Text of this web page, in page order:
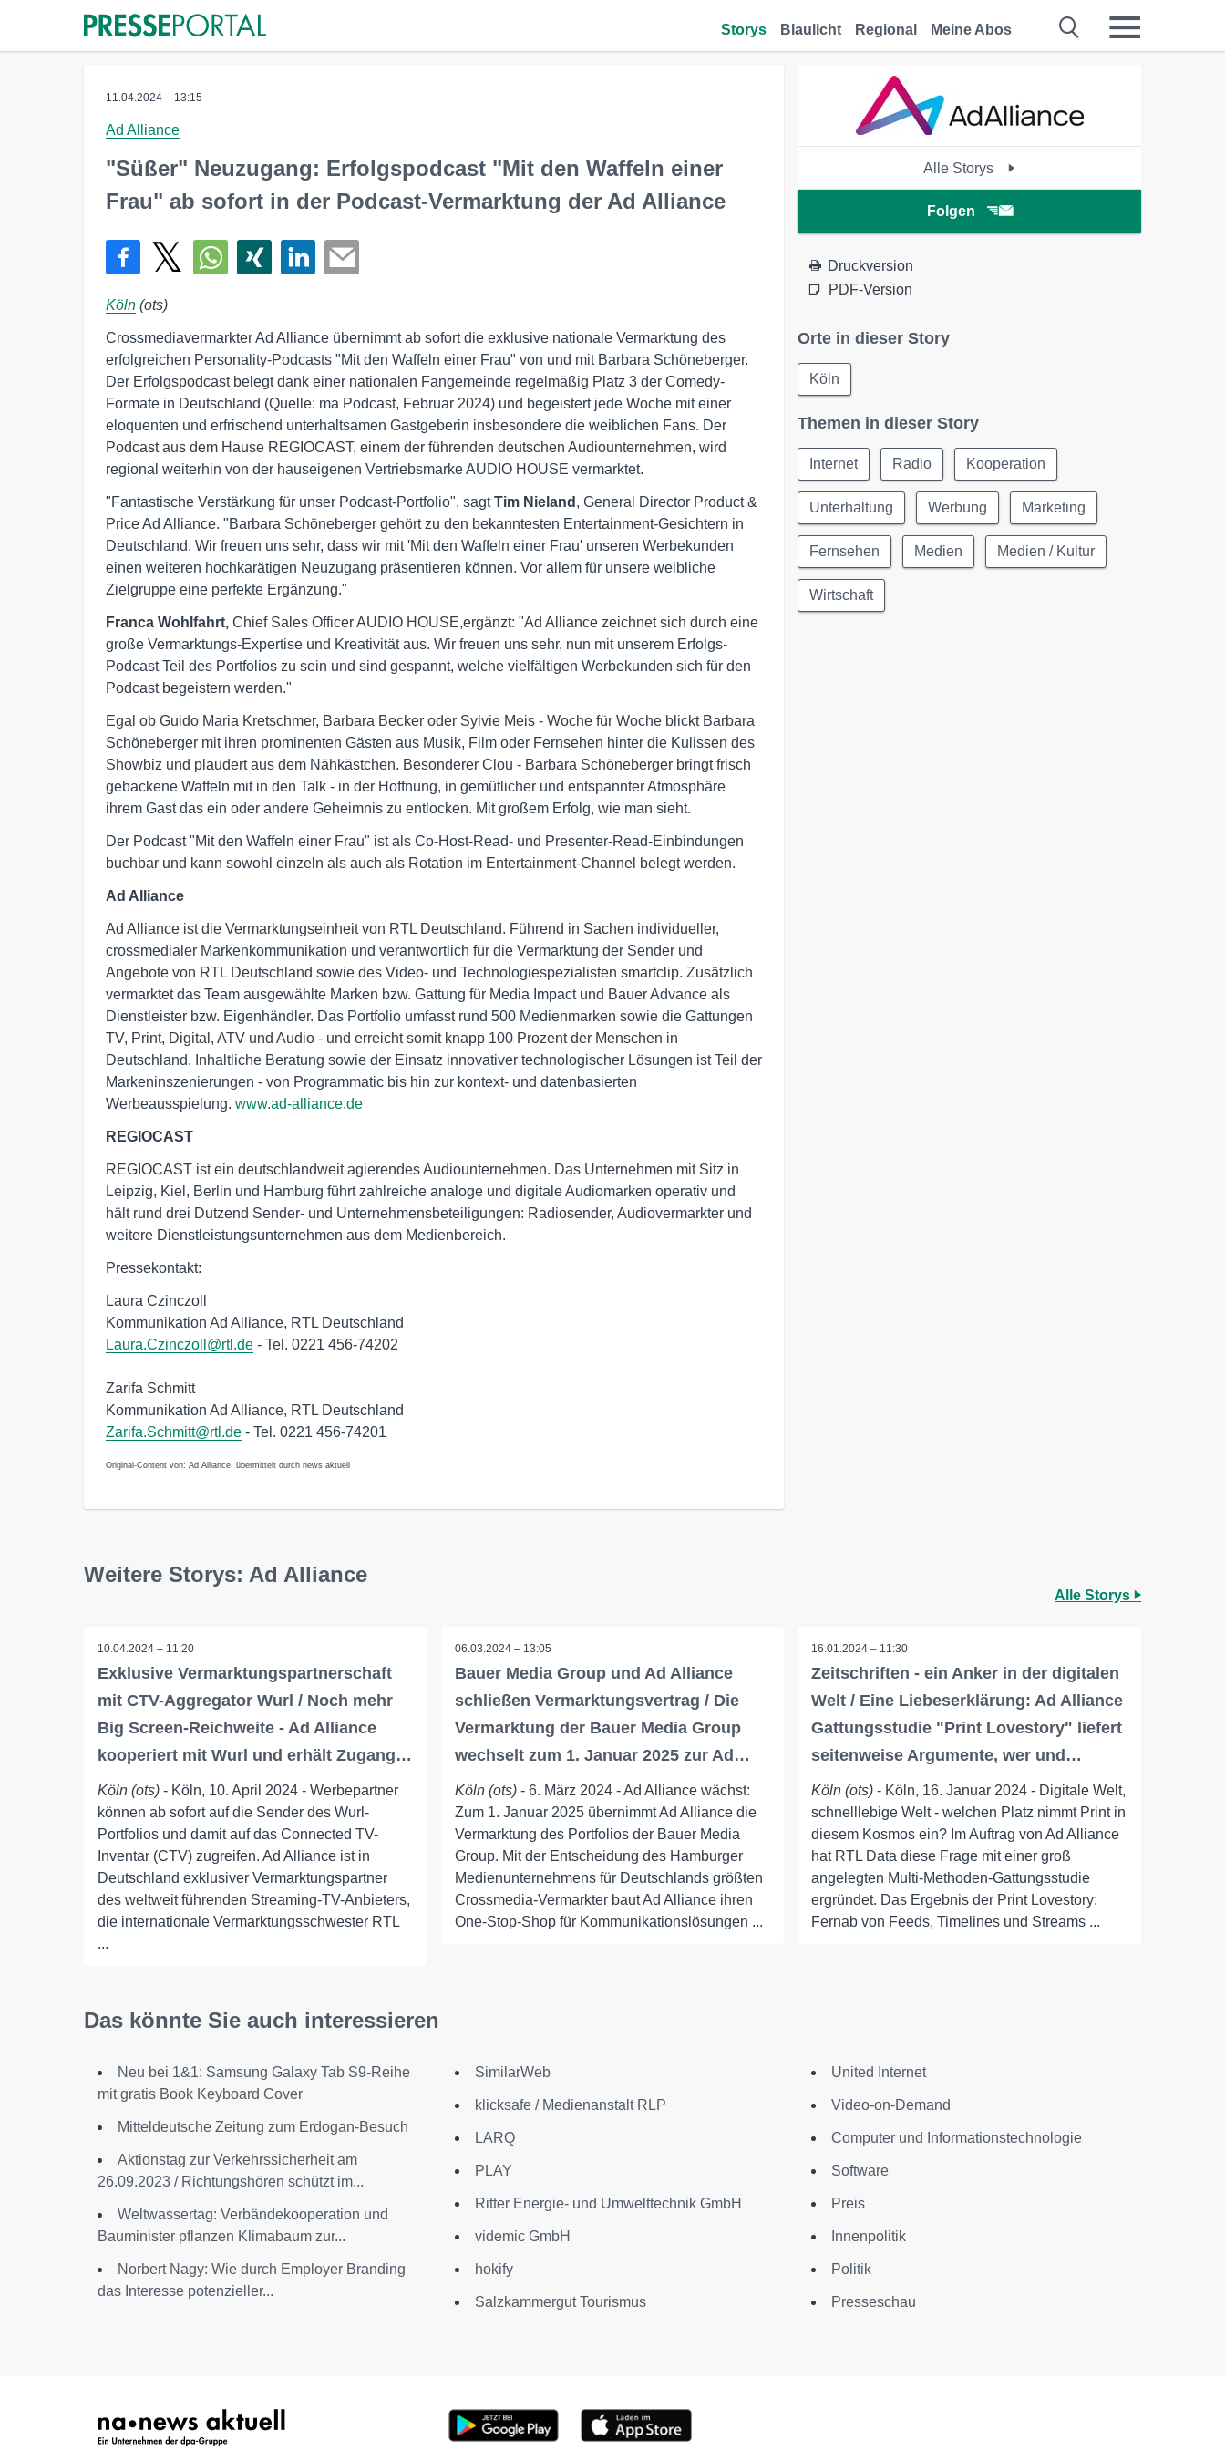
Storys Blaulicht Regional Meine Abos
11.04.2024 – 13:15
Ad Alliance
"Süßer" Neuzugang: Erfolgspodcast "Mit den Waffeln einer
Frau" ab sofort in der Podcast-Vermarktung der Ad Alliance
Köln (ots)
Crossmediavermarkter Ad Alliance übernimmt ab sofort die exklusive nationale Vermarktung des
erfolgreichen Personality-Podcasts "Mit den Waffeln einer Frau" von und mit Barbara Schöneberger.
Der Erfolgspodcast belegt dank einer nationalen Fangemeinde regelmäßig Platz 3 der Comedy-
Formate in Deutschland (Quelle: ma Podcast, Februar 2024) und begeistert jede Woche mit einer
eloquenten und erfrischend unterhaltsamen Gastgeberin insbesondere die weiblichen Fans. Der
Podcast aus dem Hause REGIOCAST, einem der führenden deutschen Audiounternehmen, wird
regional weiterhin von der hauseigenen Vertriebsmarke AUDIO HOUSE vermarktet.
"Fantastische Verstärkung für unser Podcast-Portfolio", sagtTim Nieland , General Director Product &
Price Ad Alliance. "Barbara Schöneberger gehört zu den bekanntesten Entertainment-Gesichtern in
Deutschland. Wir freuen uns sehr, dass wir mit 'Mit den Waffeln einer Frau' unseren Werbekunden
einen weiteren hochkarätigen Neuzugang präsentieren können. Vor allem für unsere weibliche
Zielgruppe eine perfekte Ergänzung."
Franca Wohlfahrt, Chief Sales Officer AUDIO HOUSE,ergänzt: "Ad Alliance zeichnet sich durch eine
große Vermarktungs-Expertise und Kreativität aus. Wir freuen uns sehr, nun mit unserem Erfolgs-
Podcast Teil des Portfolios zu sein und sind gespannt, welche vielfältigen Werbekunden sich für den
Podcast begeistern werden."
Egal ob Guido Maria Kretschmer, Barbara Becker oder Sylvie Meis - Woche für Woche blickt Barbara
Schöneberger mit ihren prominenten Gästen aus Musik, Film oder Fernsehen hinter die Kulissen des
Showbiz und plaudert aus dem Nähkästchen. Besonderer Clou - Barbara Schöneberger bringt frisch
gebackene Waffeln mit in den Talk - in der Hoffnung, in gemütlicher und entspannter Atmosphäre
ihrem Gast das ein oder andere Geheimnis zu entlocken. Mit großem Erfolg, wie man sieht.
Der Podcast "Mit den Waffeln einer Frau" ist als Co-Host-Read- und Presenter-Read-Einbindungen
buchbar und kann sowohl einzeln als auch als Rotation im Entertainment-Channel belegt werden.
Ad Alliance
Ad Alliance ist die Vermarktungseinheit von RTL Deutschland. Führend in Sachen individueller,
crossmedialer Markenkommunikation und verantwortlich für die Vermarktung der Sender und
Angebote von RTL Deutschland sowie des Video- und Technologiespezialisten smartclip. Zusätzlich
vermarktet das Team ausgewählte Marken bzw. Gattung für Media Impact und Bauer Advance als
Dienstleister bzw. Eigenhändler. Das Portfolio umfasst rund 500 Medienmarken sowie die Gattungen
TV, Print, Digital, ATV und Audio - und erreicht somit knapp 100 Prozent der Menschen in
Deutschland. Inhaltliche Beratung sowie der Einsatz innovativer technologischer Lösungen ist Teil der
Markeninszenierungen - von Programmatic bis hin zur kontext- und datenbasierten
Werbeausspielung. www.ad-alliance.de
REGIOCAST
REGIOCAST ist ein deutschlandweit agierendes Audiounternehmen. Das Unternehmen mit Sitz in
Leipzig, Kiel, Berlin und Hamburg führt zahlreiche analoge und digitale Audiomarken operativ und
hält rund drei Dutzend Sender- und Unternehmensbeteiligungen: Radiosender, Audiovermarkter und
weitere Dienstleistungsunternehmen aus dem Medienbereich.
Pressekontakt:
Laura Czinczoll
Kommunikation Ad Alliance, RTL Deutschland
Laura.Czinczoll@rtl.de - Tel. 0221 456-74202
Zarifa Schmitt
Kommunikation Ad Alliance, RTL Deutschland
Zarifa.Schmitt@rtl.de - Tel. 0221 456-74201
Original-Content von: Ad Alliance, übermittelt durch news aktuell
Alle Storys
Folgen
Druckversion
PDF-Version
Orte in dieser Story
Köln
Themen in dieser Story
Internet Radio Kooperation
Unterhaltung Werbung Marketing
Fernsehen Medien Medien / Kultur
Wirtschaft
Weitere Storys: Ad Alliance
Alle Storys
10.04.2024 – 11:20
Exklusive Vermarktungspartnerschaft
mit CTV-Aggregator Wurl / Noch mehr
Big Screen-Reichweite - Ad Alliance
kooperiert mit Wurl und erhält Zugang…
Köln (ots) - Köln, 10. April 2024 - Werbepartner
können ab sofort auf die Sender des Wurl-
Portfolios und damit auf das Connected TV-
Inventar (CTV) zugreifen. Ad Alliance ist in
Deutschland exklusiver Vermarktungspartner
des weltweit führenden Streaming-TV-Anbieters,
die internationale Vermarktungsschwester RTL
...
06.03.2024 – 13:05
Bauer Media Group und Ad Alliance
schließen Vermarktungsvertrag / Die
Vermarktung der Bauer Media Group
wechselt zum 1. Januar 2025 zur Ad…
Köln (ots)- 6. März 2024 - Ad Alliance wächst:
Zum 1. Januar 2025 übernimmt Ad Alliance die
Vermarktung des Portfolios der Bauer Media
Group. Mit der Entscheidung des Hamburger
Medienunternehmens für Deutschlands größten
Crossmedia-Vermarkter baut Ad Alliance ihren
One-Stop-Shop für Kommunikationslösungen ...
16.01.2024 – 11:30
Zeitschriften - ein Anker in der digitalen
Welt / Eine Liebeserklärung: Ad Alliance
Gattungsstudie "Print Lovestory" liefert
seitenweise Argumente, wer und…
Köln (ots) - Köln, 16. Januar 2024 - Digitale Welt,
schnelllebige Welt - welchen Platz nimmt Print in
diesem Kosmos ein? Im Auftrag von Ad Alliance
hat RTL Data diese Frage mit einer groß
angelegten Multi-Methoden-Gattungsstudie
ergründet. Das Ergebnis der Print Lovestory:
Fernab von Feeds, Timelines und Streams ...
Das könnte Sie auch interessieren
Neu bei 1&1: Samsung Galaxy Tab S9-Reihe
mit gratis Book Keyboard Cover
Mitteldeutsche Zeitung zum Erdogan-Besuch
Aktionstag zur Verkehrssicherheit am
26.09.2023 / Richtungshören schützt im...
Weltwassertag: Verbändekooperation und
Bauminister pflanzen Klimabaum zur...
Norbert Nagy: Wie durch Employer Branding
das Interesse potenzieller...
SimilarWeb
klicksafe / Medienanstalt RLP
LARQ
PLAY
Ritter Energie- und Umwelttechnik GmbH
videmic GmbH
hokify
Salzkammergut Tourismus
United Internet
Video-on-Demand
Computer und Informationstechnologie
Software
Preis
Innenpolitik
Politik
Presseschau